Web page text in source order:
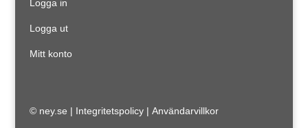
Logga in
Logga ut
Mitt konto
© ney.se | Integritetspolicy| Användarvillkor